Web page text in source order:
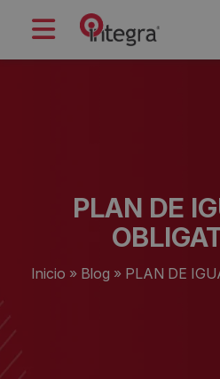
PLAN DE
Inicio » Blog » PLAN DE